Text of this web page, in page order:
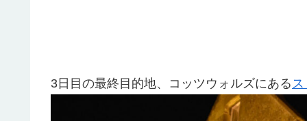
3日目の最終目的地、コッツウォルズにある